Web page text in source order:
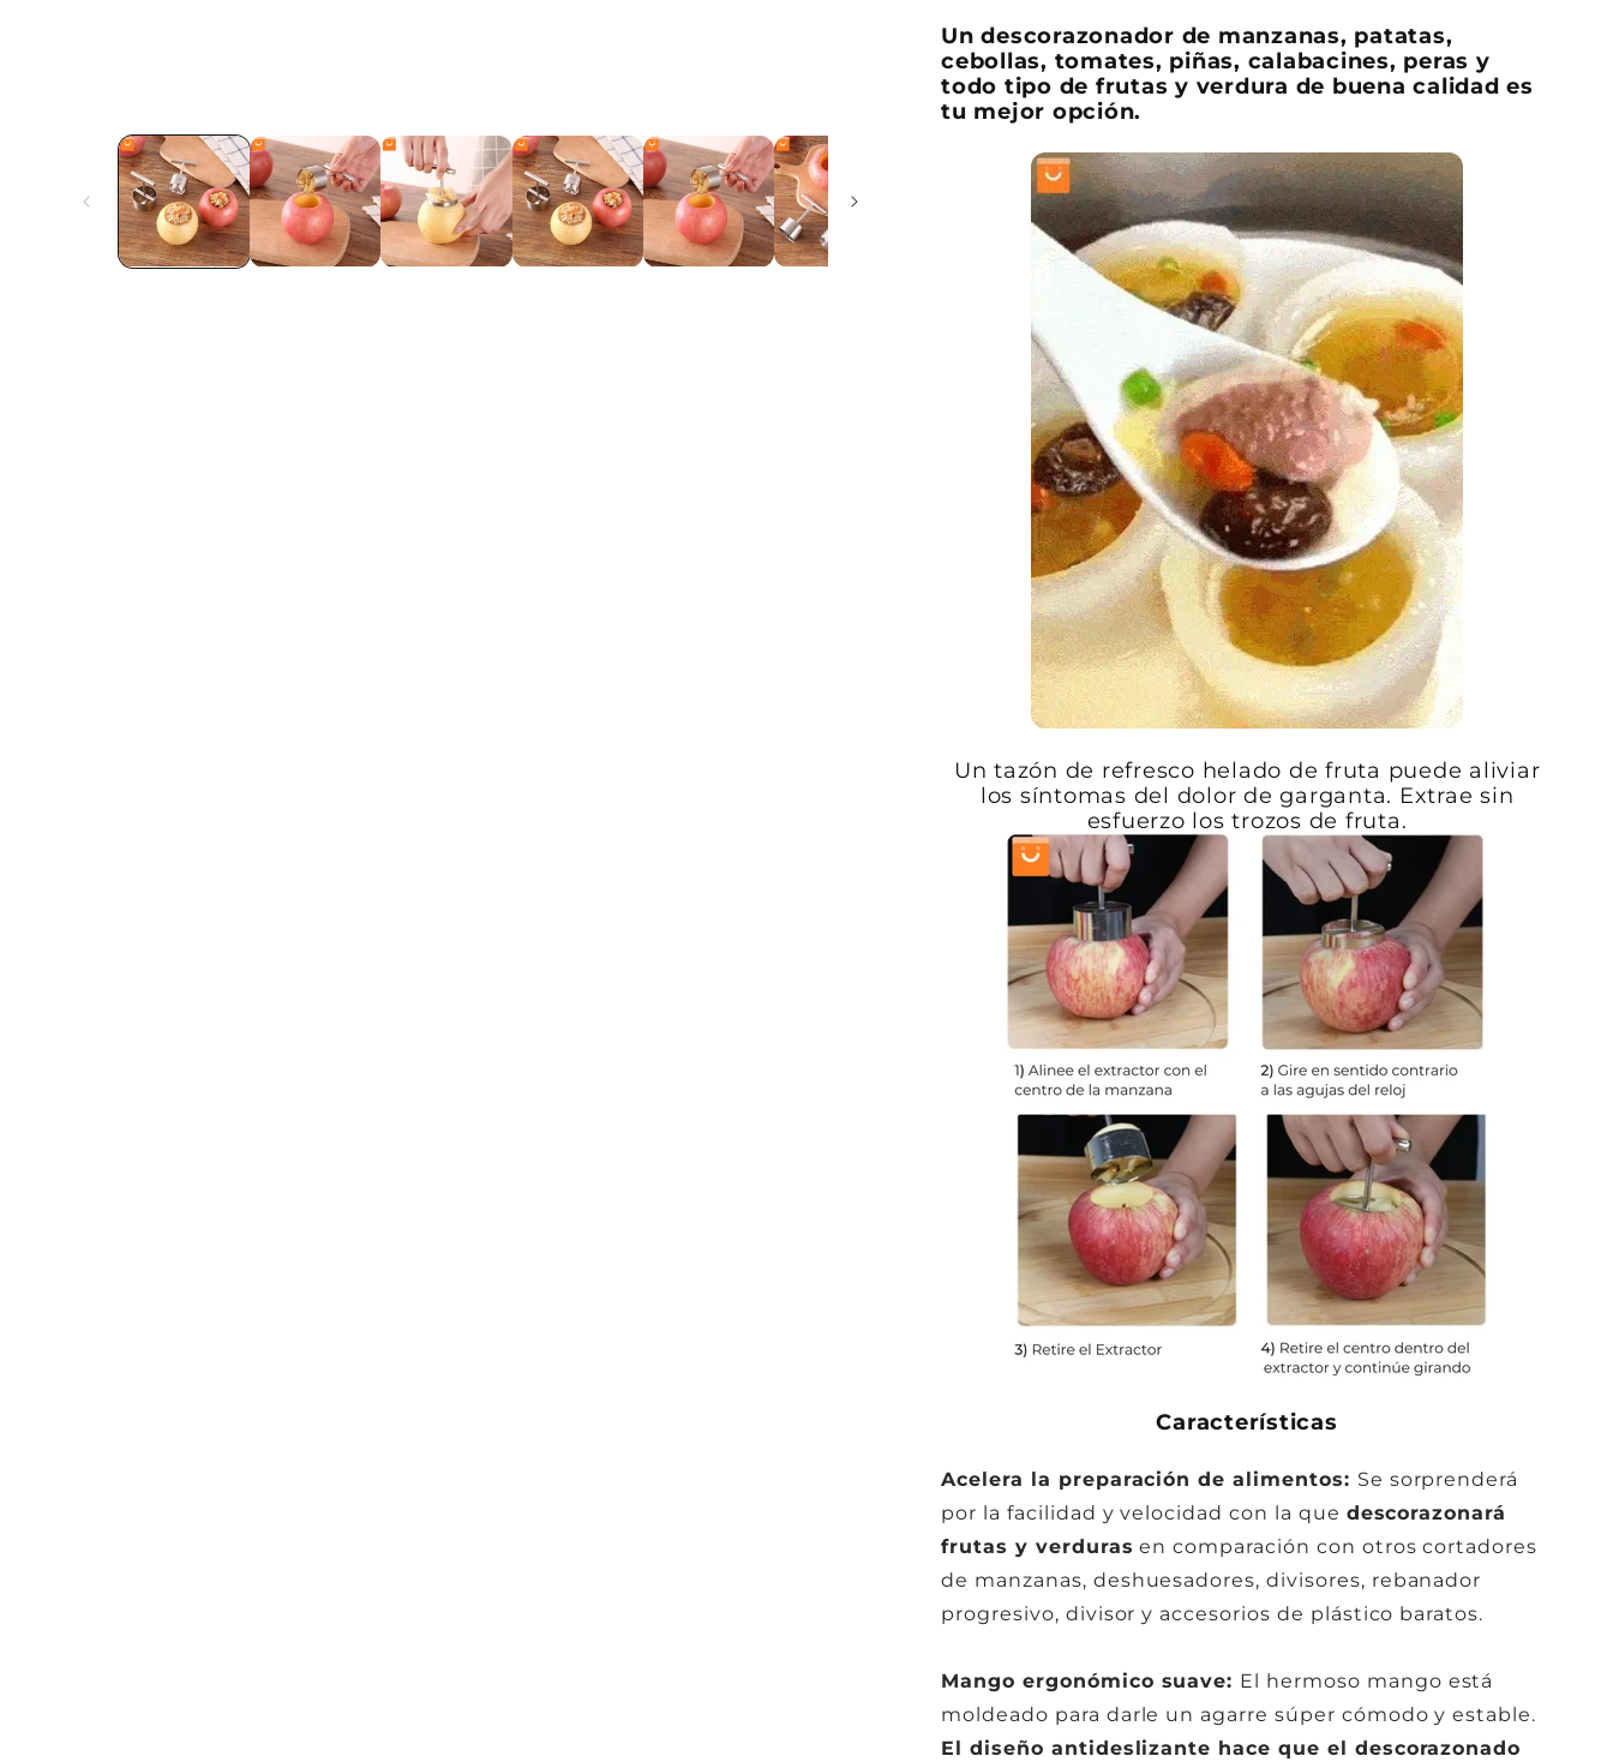
Un descorazonador de manzanas, patatas,
cebollas, tomates, piñas, calabacines, peras y
todo tipo de frutas y verdura de buena calidad es
tu mejor opción.
Un tazón de refresco helado de fruta puede aliviar
los síntomas del dolor de garganta. Extrae sin
esfuerzo los trozos de fruta.
Características
Acelera la preparación de alimentos: Se sorprenderá
por la facilidad y velocidad con la que descorazonará
frutas y verduras en comparación con otros cortadores
de manzanas, deshuesadores, divisores, rebanador
progresivo, divisor y accesorios de plástico baratos.
Mango ergonómico suave: El hermoso mango está
moldeado para darle un agarre súper cómodo y estable.
El diseño antideslizante hace que el descorazonado